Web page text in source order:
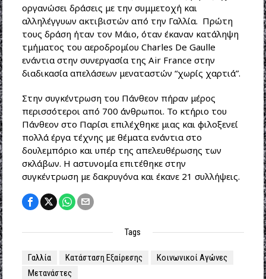
οργανώσει δράσεις με την συμμετοχή και
αλληλέγγυων ακτιβιστών από την Γαλλία. Πρώτη
τους δράση ήταν τον Μάιο, όταν έκαναν κατάληψη
τμήματος του αεροδρομίου Charles De Gaulle
ενάντια στην συνεργασία της Air France στην
διαδικασία απελάσεων μεναταστών “χωρίς χαρτιά”.
Στην συγκέντρωση του Πάνθεον πήραν μέρος
περισσότεροι από 700 άνθρωποι. Το κτήριο του
Πάνθεον στο Παρίσι επιλέχθηκε μιας και φιλοξενεί
πολλά έργα τέχνης με θέματα ενάντια στο
δουλεμπόριο και υπέρ της απελευθέρωσης των
σκλάβων. Η αστυνομία επιτέθηκε στην
συγκέντρωση με δακρυγόνα και έκανε 21 συλλήψεις.
Tags
Γαλλία Κατάσταση Εξαίρεσης
Κοινωνικοί Αγώνες
Μετανάστες